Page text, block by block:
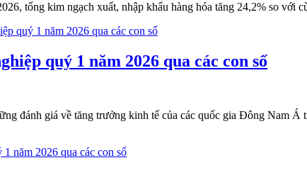
tổng kim ngạch xuất, nhập khẩu hàng hóa tăng 24,2% so với
quý 1 năm 2026 qua các con số
đánh giá về tăng trưởng kinh tế của các quốc gia Đông Nam